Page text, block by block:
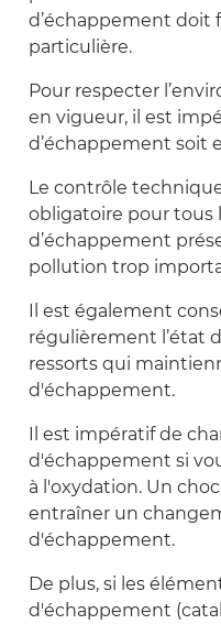
d’échappement doit
particulière.
Pour respecter
en vigueur, il est
d’échappement soit
Le contrôle
obligatoire pour tous
d’échappement
pollution trop
Il est également
régulièrement l’état
ressorts qui
d'échappement.
Il est impératif de
d'échappement si
à l'oxydation. Un
entraîner un
d'échappement.
De plus, si les
d'échappement